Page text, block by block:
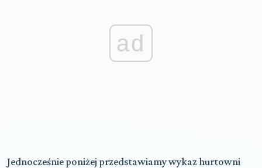
ad
Jednocześnie poniżej przedstawiamy wykaz hurtowni